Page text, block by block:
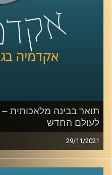
לשיחה עם פרופ' אריאל
ממדעי המחשב" –לחצו כאן
קרדיט תמונות: AudioVersity
תואר בבינה מלאכותית
לעולם החדש
29/11/2021
לאחרונה נפתחה
שני שעוסק במדעי הנתונים